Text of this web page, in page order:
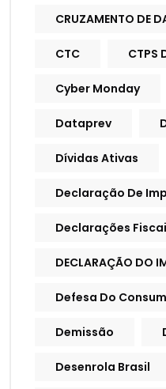
CRUZAMENTO DE
CTC CTPS
Cyber Monday
Dataprev
Dívidas Ativas
Declaração De
Declarações
DECLARAÇÃO DO
Defesa Do
Demissão
Desenrola Brasil